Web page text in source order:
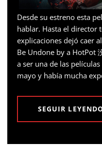
Desde su estreno esta
hablar. Hasta el director
explicaciones dejó caer
Be Undone by a HotPot
a ser una de las
mayo y había mucha
SEGUIR